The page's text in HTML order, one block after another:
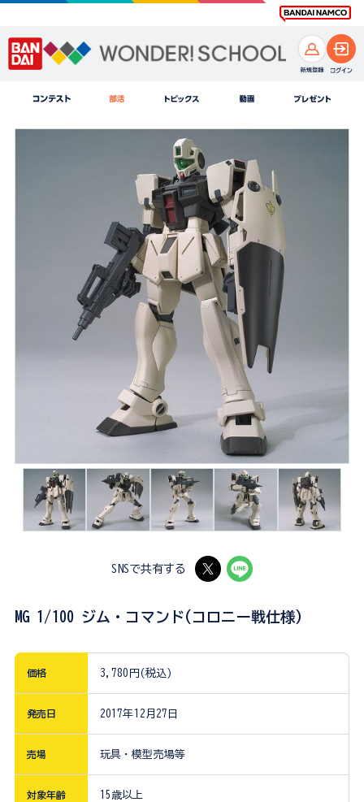
SNSで共有する
MG 1/100 ジム・コマンド(コロニー戦仕様)
価格 3,780円(税込)
発売日 2017年12月27日
売場 玩具・模型売場等
対象年齢 15歳以上